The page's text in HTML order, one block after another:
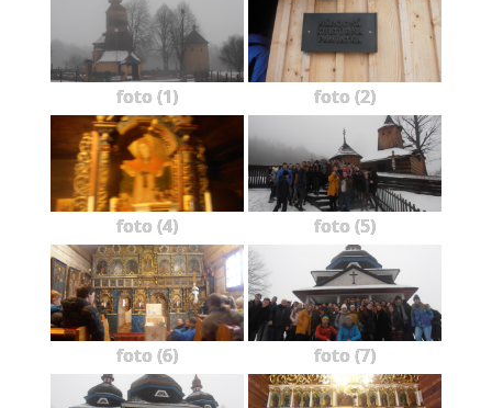
foto (1) foto (2)
foto (4) foto (5)
foto (6) foto (7)